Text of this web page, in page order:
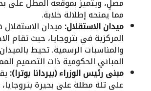
مما يمنحه إطلالة خلابة.
ميدان الاستقلال: ميدان
المركزية في بتروجايا، حيث تقام
والمناسبات الرسمية. تحيط
المباني الحكومية ذات التصميم
مبنى رئيس الوزراء (بيردانا بوترا):
على تلة مطلة على بحيرة